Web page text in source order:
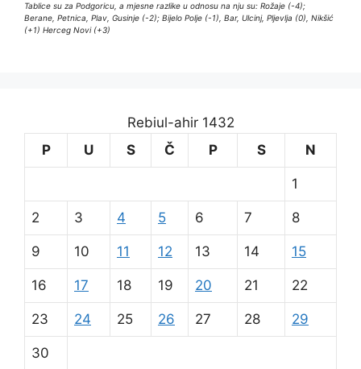
Tablice su za Podgoricu, a mjesne razlike u odnosu na nju su: Rožaje (-4);
Berane, Petnica, Plav, Gusinje (-2); Bijelo Polje (-1), Bar, Ulcinj, Pljevlja (0), Nikšić
(+1) Herceg Novi (+3)
Rebiul-ahir 1432
P
U S Č P S N
1
2 3 4 5 6 7 8
9 10 11 12 13 14 15
16 17 18 19 20 21 22
23 24 25 26 27 28 29
30